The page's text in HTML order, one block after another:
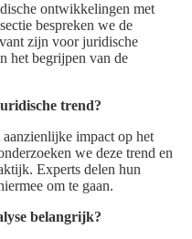
ontwikkelingen met
bespreken we de
zijn voor juridische
het begrijpen van de
trend?
impact op het
we deze trend en
Experts delen hun
om te gaan.
belangrijk?